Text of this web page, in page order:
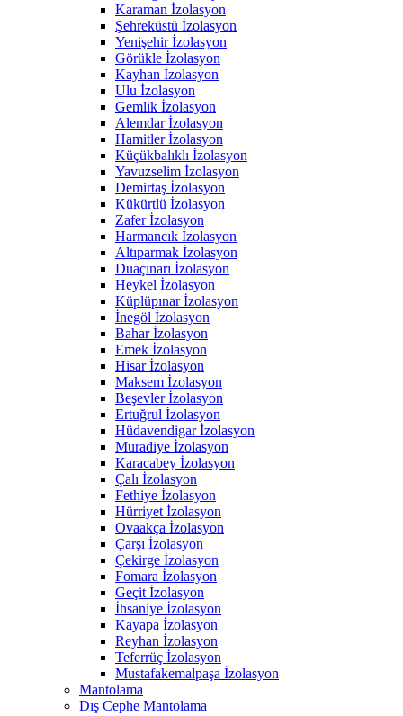
Karaman İzolasyon
Şehreküstü İzolasyon
Yenişehir İzolasyon
Görükle İzolasyon
Kayhan İzolasyon
Ulu İzolasyon
Gemlik İzolasyon
Alemdar İzolasyon
Hamitler İzolasyon
Küçükbalıklı İzolasyon
Yavuzselim İzolasyon
Demirtaş İzolasyon
Kükürtlü İzolasyon
Zafer İzolasyon
Harmancık İzolasyon
Altıparmak İzolasyon
Duaçınarı İzolasyon
Heykel İzolasyon
Küplüpınar İzolasyon
İnegöl İzolasyon
Bahar İzolasyon
Emek İzolasyon
Hisar İzolasyon
Maksem İzolasyon
Beşevler İzolasyon
Ertuğrul İzolasyon
Hüdavendigar İzolasyon
Muradiye İzolasyon
Karacabey İzolasyon
Çalı İzolasyon
Fethiye İzolasyon
Hürriyet İzolasyon
Ovaakça İzolasyon
Çarşı İzolasyon
Çekirge İzolasyon
Fomara İzolasyon
Geçit İzolasyon
İhsaniye İzolasyon
Kayapa İzolasyon
Reyhan İzolasyon
Teferrüç İzolasyon
Mustafakemalpaşa İzolasyon
Mantolama
Dış Cephe Mantolama